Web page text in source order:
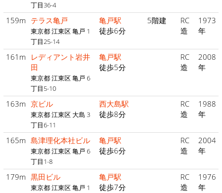
丁目36-4
159m テラス亀戸
東京都 江東区 亀戸 1
丁目25-14
亀戸駅
徒歩6分
5階建
RC
造
1973
年
161m
レディアント岩井
田
東京都 江東区 亀戸 6
丁目5-10
亀戸駅
徒歩5分
RC
造
2008
年
163m 京ビル
東京都 江東区 大島 3
丁目6-11
西大島駅
徒歩8分
RC
造
1988
年
165m 島津理化本社ビル
東京都 江東区 亀戸 6
丁目1-8
亀戸駅
徒歩6分
RC
造
2004
年
179m 黒田ビル
東京都 江東区 亀戸 1
亀戸駅
徒歩7分
RC
造
1976
年